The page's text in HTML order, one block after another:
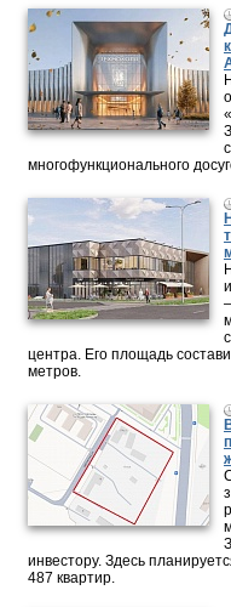
многофункционального
центра. Его площадь
метров.
инвестору. Здесь
487 квартир.